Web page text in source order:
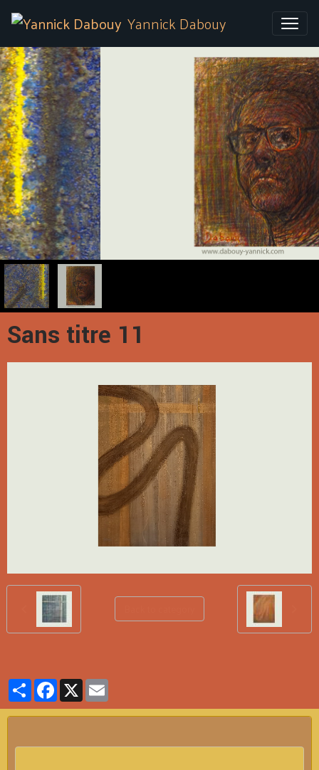
Yannick Dabouy
Sans titre 11
PartagerFacebook
X